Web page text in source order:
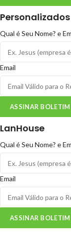
Personalizados
Qual é Seu Nome? e
Email
ASSINAR
LanHouse
Qual é Seu Nome? e
Email
ASSINAR